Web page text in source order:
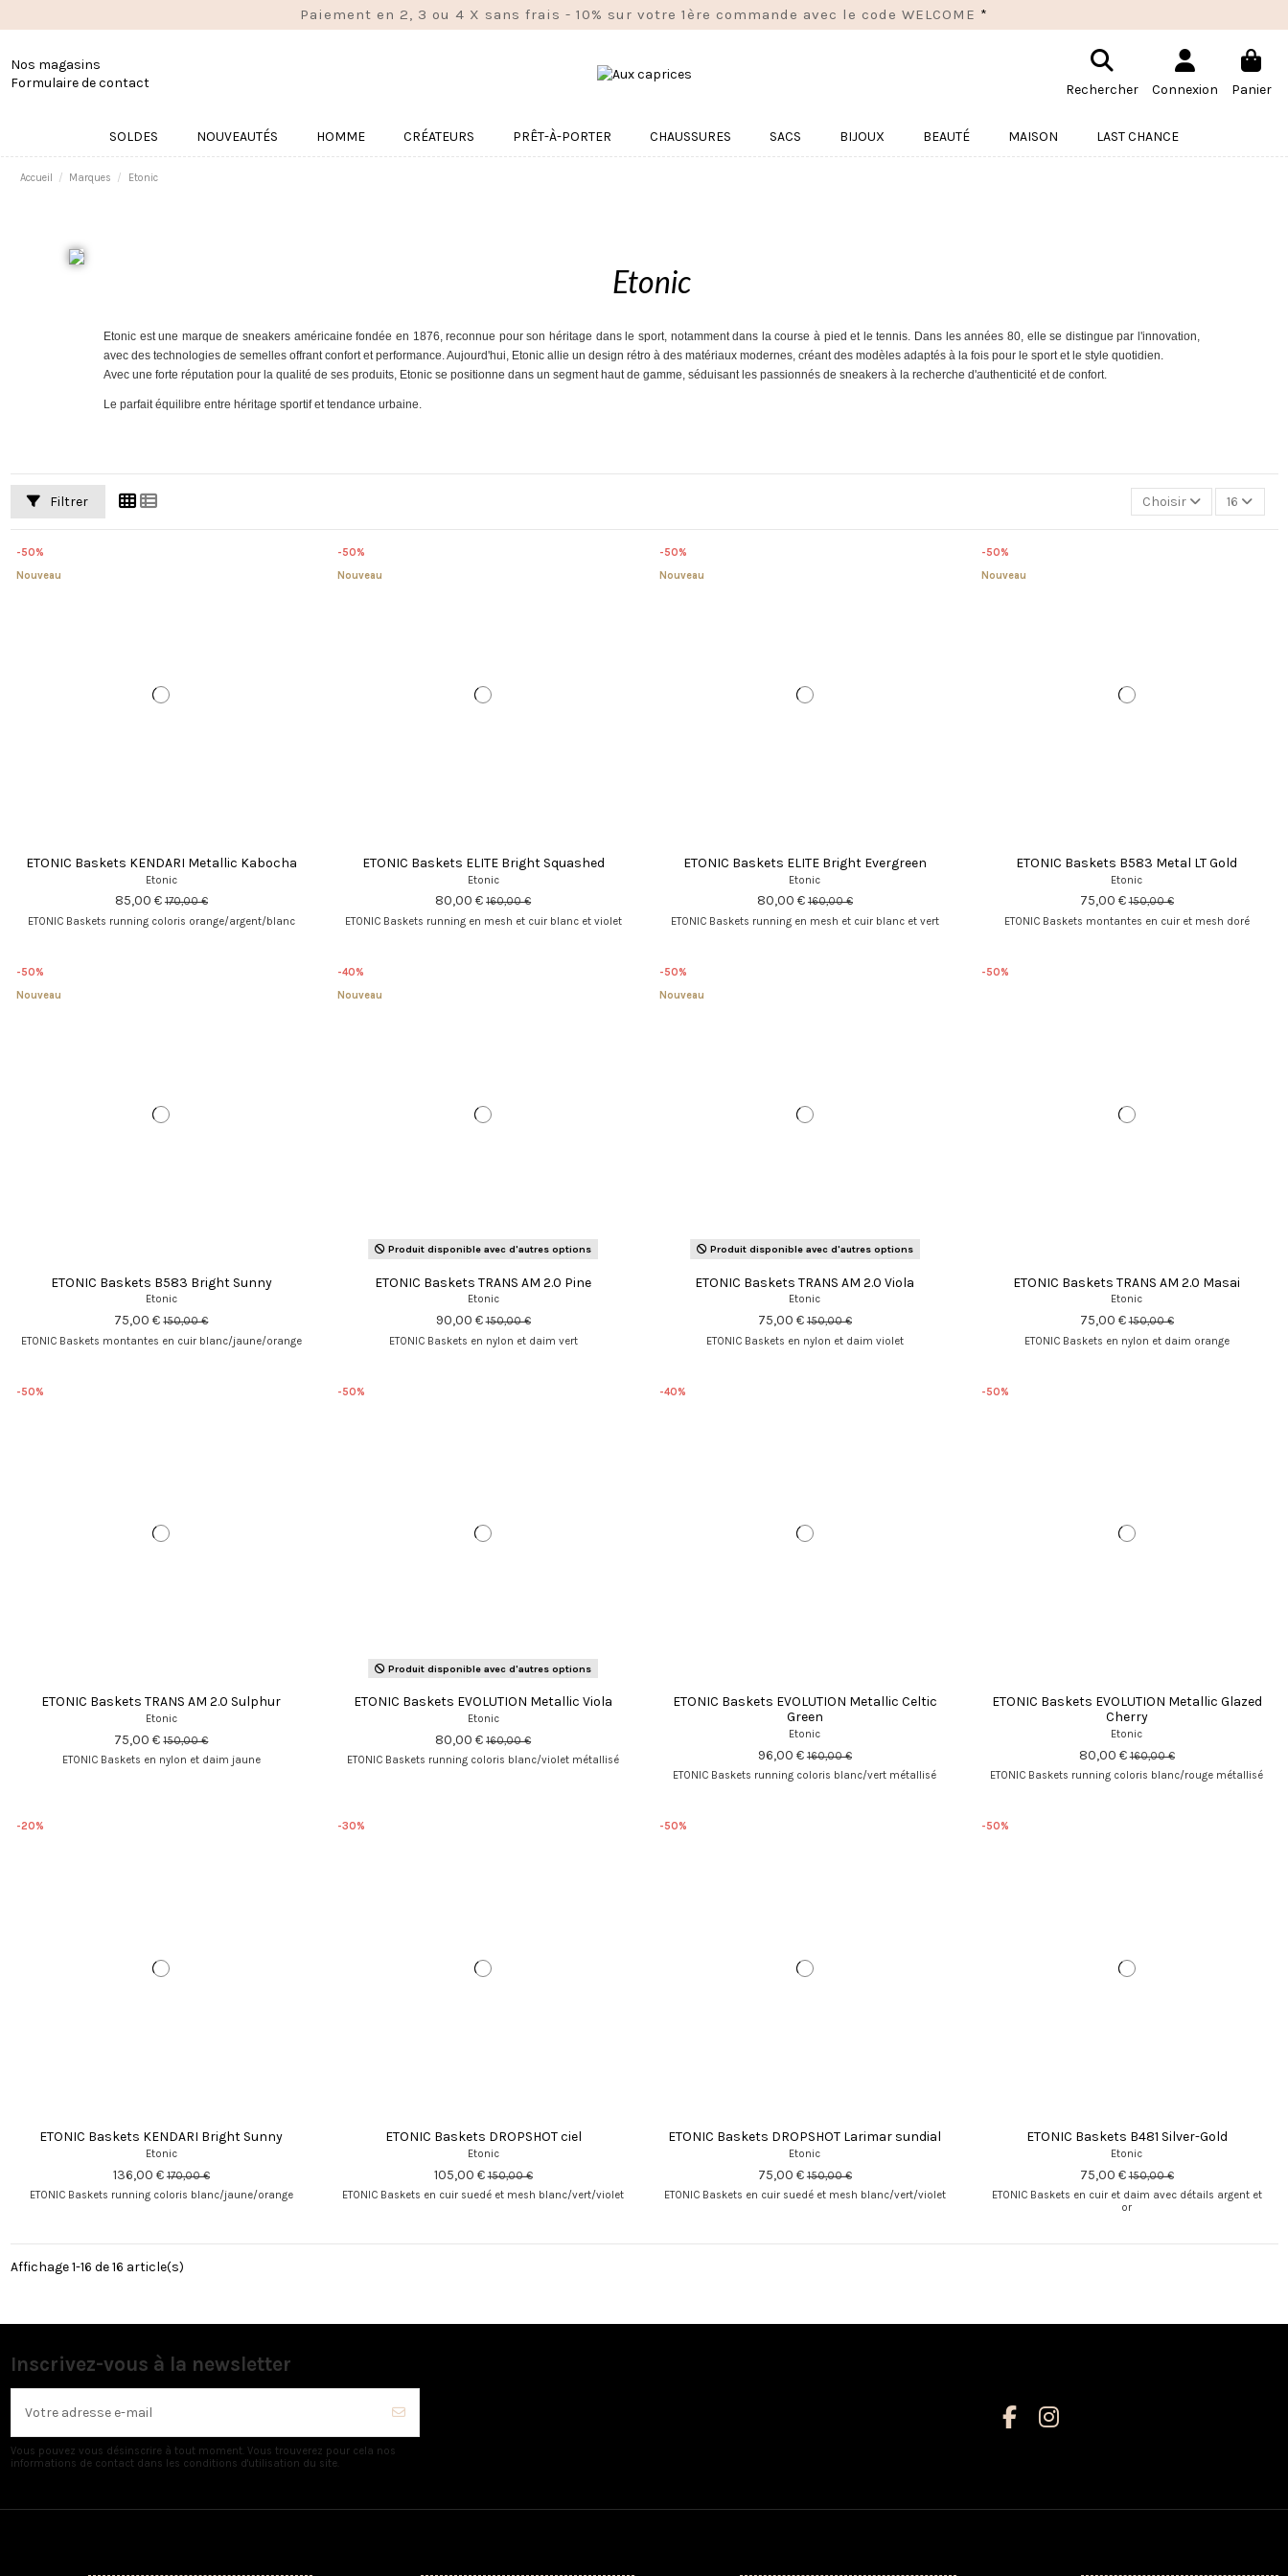
Paiement en 2, 3 ou 4 X sans frais - 10% sur votre 1ère commande avec le code WELCOME *
Nos magasins
Formulaire de contact
Rechercher Connexion Panier
SOLDES NOUVEAUTÉS HOMME CRÉATEURS PRÊT-À-PORTER CHAUSSURES SACS BIJOUX BEAUTÉ MAISON LAST CHANCE
Accueil Marques Etonic
Etonic
Etonic est une marque de sneakers américaine fondée en 1876, reconnue pour son héritage dans le sport, notamment dans la course à pied et le tennis. Dans les années 80, elle se distingue par l'innovation,
avec des technologies de semelles offrant confort et performance. Aujourd'hui, Etonic allie un design rétro à des matériaux modernes, créant des modèles adaptés à la fois pour le sport et le style quotidien.
Avec une forte réputation pour la qualité de ses produits, Etonic se positionne dans un segment haut de gamme, séduisant les passionnés de sneakers à la recherche d'authenticité et de confort.
Le parfait équilibre entre héritage sportif et tendance urbaine.
Filtrer Choisir 16
-50%
Nouveau
ETONIC Baskets KENDARI Metallic Kabocha
Etonic
85,00 €170,00 €
ETONIC Baskets running coloris orange/argent/blanc
-50%
Nouveau
ETONIC Baskets ELITE Bright Squashed
Etonic
80,00 €160,00 €
ETONIC Baskets running en mesh et cuir blanc et violet
-50%
Nouveau
ETONIC Baskets ELITE Bright Evergreen
Etonic
80,00 €160,00 €
ETONIC Baskets running en mesh et cuir blanc et vert
-50%
Nouveau
ETONIC Baskets B583 Metal LT Gold
Etonic
75,00 €150,00 €
ETONIC Baskets montantes en cuir et mesh doré
-50%
Nouveau
ETONIC Baskets B583 Bright Sunny
Etonic
75,00 €150,00 €
ETONIC Baskets montantes en cuir blanc/jaune/orange
-40%
Nouveau
Produit disponible avec d'autres options
ETONIC Baskets TRANS AM 2.0 Pine
Etonic
90,00 €150,00 €
ETONIC Baskets en nylon et daim vert
-50%
Nouveau
Produit disponible avec d'autres options
ETONIC Baskets TRANS AM 2.0 Viola
Etonic
75,00 €150,00 €
ETONIC Baskets en nylon et daim violet
-50%
ETONIC Baskets TRANS AM 2.0 Masai
Etonic
75,00 €150,00 €
ETONIC Baskets en nylon et daim orange
-50%
ETONIC Baskets TRANS AM 2.0 Sulphur
Etonic
75,00 €150,00 €
ETONIC Baskets en nylon et daim jaune
-50%
Produit disponible avec d'autres options
ETONIC Baskets EVOLUTION Metallic Viola
Etonic
80,00 €160,00 €
ETONIC Baskets running coloris blanc/violet métallisé
-40%
ETONIC Baskets EVOLUTION Metallic Celtic
Green
Etonic
96,00 €160,00 €
ETONIC Baskets running coloris blanc/vert métallisé
-50%
ETONIC Baskets EVOLUTION Metallic Glazed
Cherry
Etonic
80,00 €160,00 €
ETONIC Baskets running coloris blanc/rouge métallisé
-20%
ETONIC Baskets KENDARI Bright Sunny
Etonic
136,00 €170,00 €
ETONIC Baskets running coloris blanc/jaune/orange
-30%
ETONIC Baskets DROPSHOT ciel
Etonic
105,00 €150,00 €
ETONIC Baskets en cuir suedé et mesh blanc/vert/violet
-50%
ETONIC Baskets DROPSHOT Larimar sundial
Etonic
75,00 €150,00 €
ETONIC Baskets en cuir suedé et mesh blanc/vert/violet
-50%
ETONIC Baskets B481 Silver-Gold
Etonic
75,00 €150,00 €
ETONIC Baskets en cuir et daim avec détails argent et
or
Affichage 1-16 de 16 article(s)
Inscrivez-vous à la newsletter
Vous pouvez vous désinscrire à tout moment. Vous trouverez pour cela nos
informations de contact dans les conditions d'utilisation du site.